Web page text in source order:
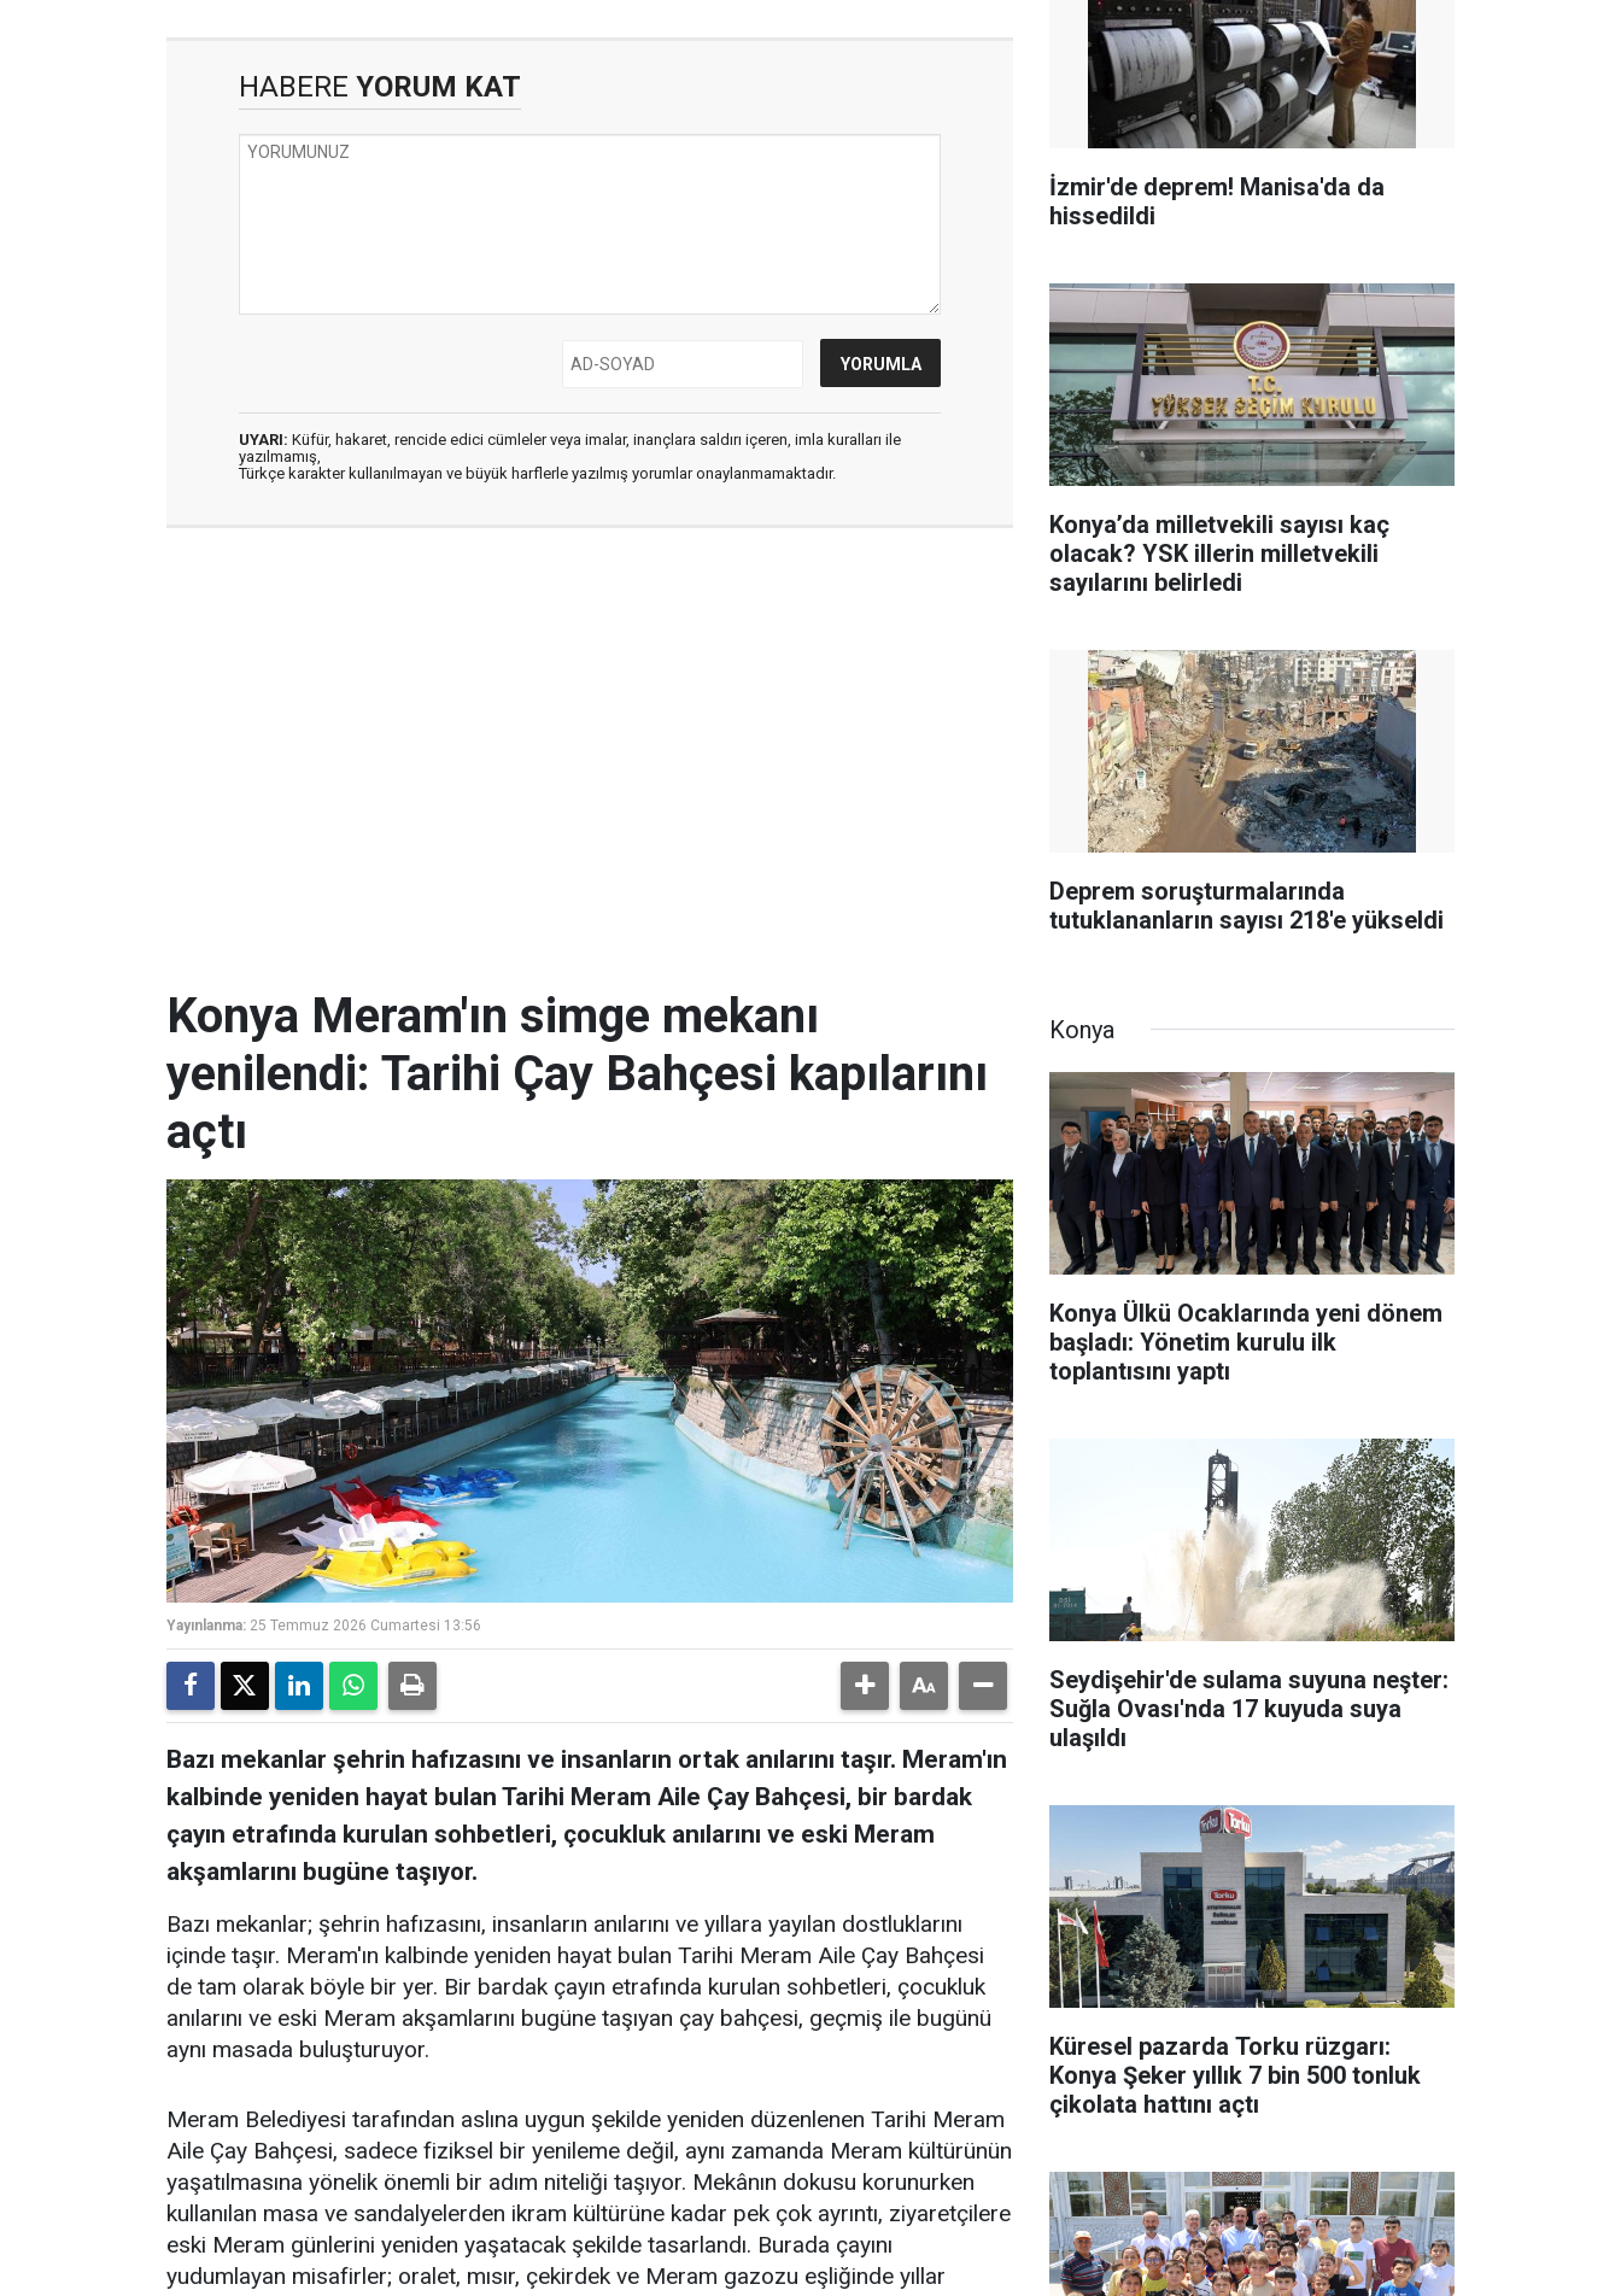
HABERE YORUM KAT
UYARI: Küfür, hakaret, rencide edici cümleler veya imalar, inançlara saldırı içeren, imla kuralları ile
yazılmamış,
Türkçe karakter kullanılmayan ve büyük harflerle yazılmış yorumlar onaylanmamaktadır.
İzmir'de deprem! Manisa'da da
hissedildi
Konya’da milletvekili sayısı kaç
olacak? YSK illerin milletvekili
sayılarını belirledi
Deprem soruşturmalarında
tutuklananların sayısı 218'e yükseldi
Konya Meram'ın simge mekanı
yenilendi: Tarihi Çay Bahçesi kapılarını
açtı
Yayınlanma: 25 Temmuz 2026 Cumartesi 13:56
Bazı mekanlar şehrin hafızasını ve insanların ortak anılarını taşır. Meram'ın
kalbinde yeniden hayat bulan Tarihi Meram Aile Çay Bahçesi, bir bardak
çayın etrafında kurulan sohbetleri, çocukluk anılarını ve eski Meram
akşamlarını bugüne taşıyor.
Bazı mekanlar; şehrin hafızasını, insanların anılarını ve yıllara yayılan dostluklarını
içinde taşır. Meram'ın kalbinde yeniden hayat bulan Tarihi Meram Aile Çay Bahçesi
de tam olarak böyle bir yer. Bir bardak çayın etrafında kurulan sohbetleri, çocukluk
anılarını ve eski Meram akşamlarını bugüne taşıyan çay bahçesi, geçmiş ile bugünü
aynı masada buluşturuyor.
Meram Belediyesi tarafından aslına uygun şekilde yeniden düzenlenen Tarihi Meram
Aile Çay Bahçesi, sadece fiziksel bir yenileme değil, aynı zamanda Meram kültürünün
yaşatılmasına yönelik önemli bir adım niteliği taşıyor. Mekânın dokusu korunurken
kullanılan masa ve sandalyelerden ikram kültürüne kadar pek çok ayrıntı, ziyaretçilere
eski Meram günlerini yeniden yaşatacak şekilde tasarlandı. Burada çayını
yudumlayan misafirler; oralet, mısır, çekirdek ve Meram gazozu eşliğinde yıllar
Konya
Konya Ülkü Ocaklarında yeni dönem
başladı: Yönetim kurulu ilk
toplantısını yaptı
Seydişehir'de sulama suyuna neşter:
Suğla Ovası'nda 17 kuyuda suya
ulaşıldı
Küresel pazarda Torku rüzgarı:
Konya Şeker yıllık 7 bin 500 tonluk
çikolata hattını açtı